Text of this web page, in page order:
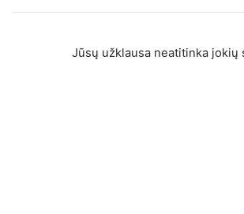
Jūsų užklausa neatitinka jokių